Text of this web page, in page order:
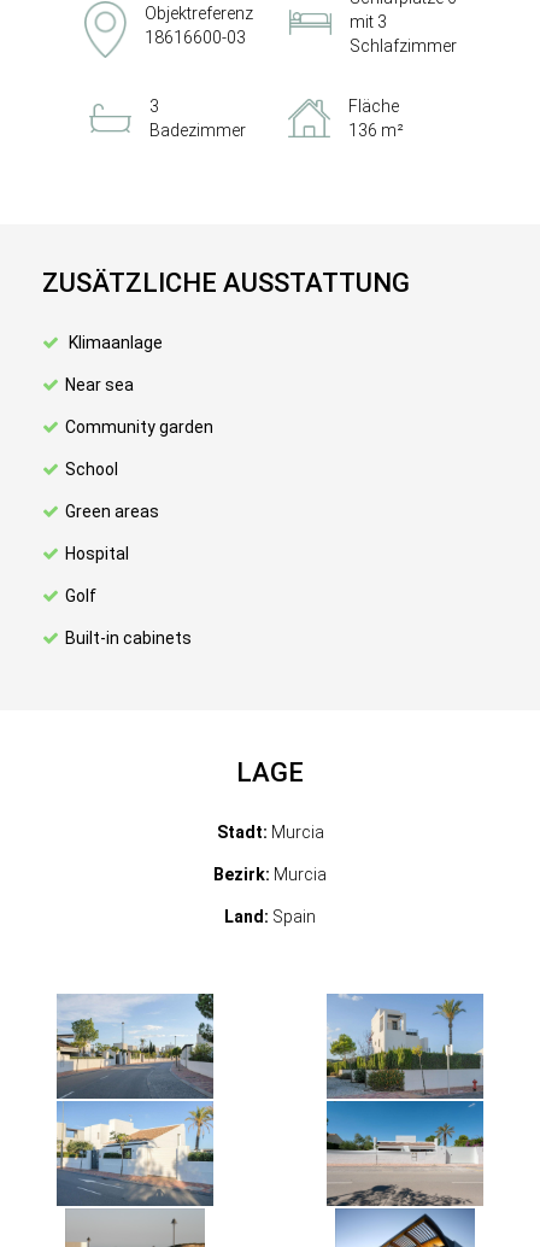
Objektreferenz
18616600-03
mit 3
Schlafzimmer
3
Badezimmer
Fläche
136 m²
ZUSÄTZLICHE AUSSTATTUNG
Klimaanlage
Near sea
Community garden
School
Green areas
Hospital
Golf
Built-in cabinets
LAGE
Stadt: Murcia
Bezirk: Murcia
Land: Spain